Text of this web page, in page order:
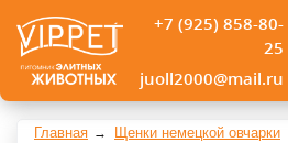
+7 (925) 858-80-
25
juoll2000@mail.ru
Главная Щенки немецкой овчарки